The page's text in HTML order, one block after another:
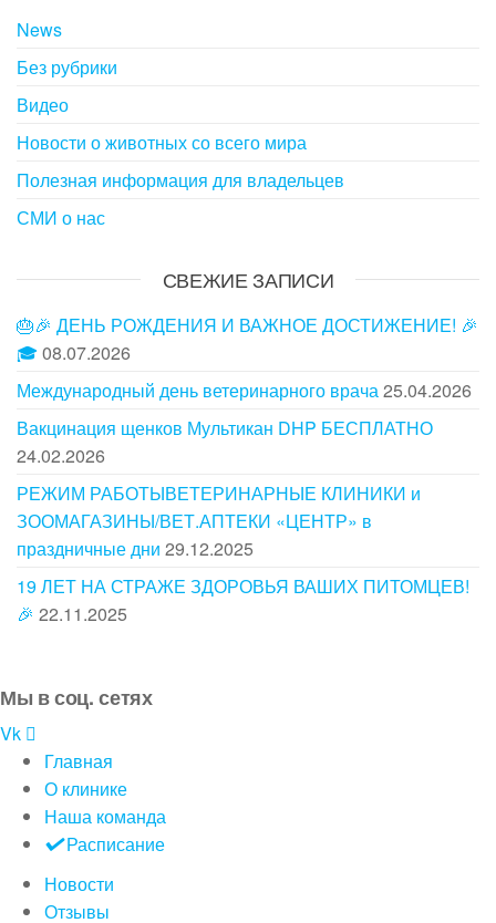
News
Без рубрики
Видео
Новости о животных со всего мира
Полезная информация для владельцев
СМИ о нас
СВЕЖИЕ ЗАПИСИ
🎂🎉 ДЕНЬ РОЖДЕНИЯ И ВАЖНОЕ ДОСТИЖЕНИЕ! 🎉
🎓08.07.2026
Международный день ветеринарного врача25.04.2026
Вакцинация щенков Мультикан DHP БЕСПЛАТНО
24.02.2026
РЕЖИМ РАБОТЫВЕТЕРИНАРНЫЕ КЛИНИКИ и
ЗООМАГАЗИНЫ/ВЕТ.АПТЕКИ «ЦЕНТР» в
праздничные дни 29.12.2025
19 ЛЕТ НА СТРАЖЕ ЗДОРОВЬЯ ВАШИХ ПИТОМЦЕВ!
🎉 22.11.2025
Мы в соц. сетях
Vk
Главная
О клинике
Наша команда
Расписание
Новости
Отзывы